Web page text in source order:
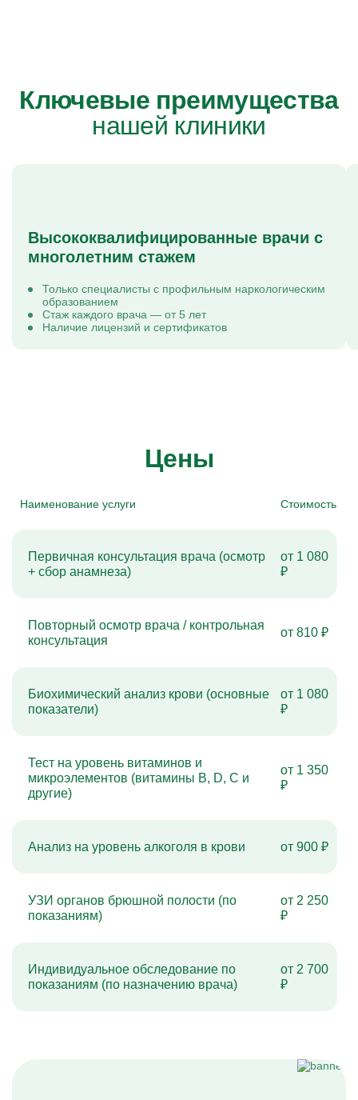
Ключевые преимущества
нашей клиники
Высококвалифицированные врачи с
многолетним стажем
Только специалисты с профильным наркологическим
образованием
Стаж каждого врача — от 5 лет
Наличие лицензий и сертификатов
Цены
Наименование услуги Стоимость
Первичная консультация врача (осмотр
+ сбор анамнеза)
от 1 080
₽
Повторный осмотр врача / контрольная
консультация
от 810 ₽
Биохимический анализ крови (основные
показатели)
от 1 080
₽
Тест на уровень витаминов и
микроэлементов (витамины B, D, C и
другие)
от 1 350
₽
Анализ на уровень алкоголя в крови от 900 ₽
УЗИ органов брюшной полости (по
показаниям)
от 2 250
₽
Индивидуальное обследование по
показаниям (по назначению врача)
от 2 700
₽